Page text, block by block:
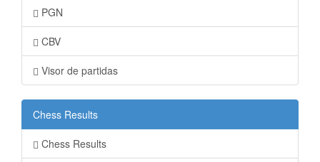
PGN
CBV
Visor de partidas
Chess Results
Chess Results